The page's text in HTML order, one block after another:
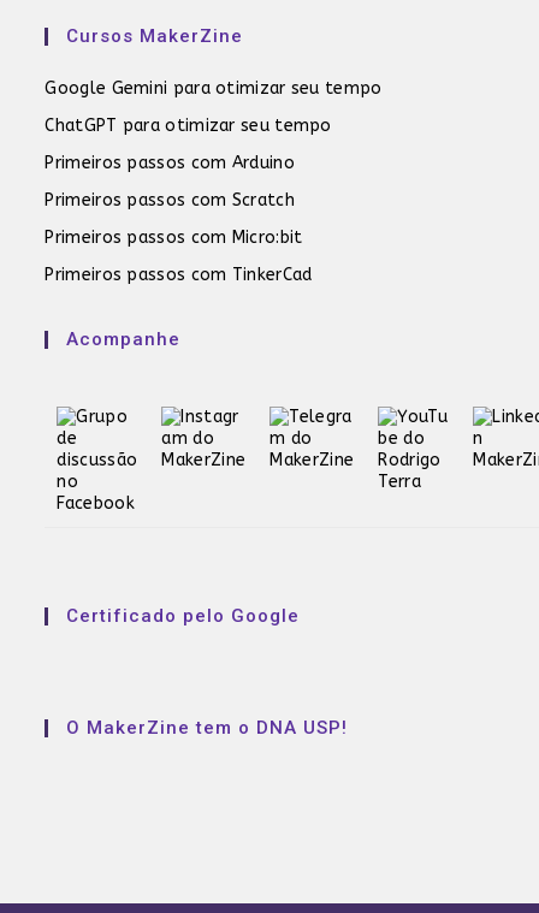
Cursos MakerZine
Google Gemini para otimizar seu tempo
ChatGPT para otimizar seu tempo
Primeiros passos com Arduino
Primeiros passos com Scratch
Primeiros passos com Micro:bit
Primeiros passos com TinkerCad
Acompanhe
Certificado pelo Google
O MakerZine tem o DNA USP!